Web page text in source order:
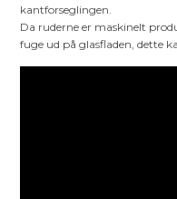
kantforseglingen.
Da ruderne er maskinelt
fuge ud på glasfladen, dette